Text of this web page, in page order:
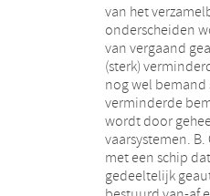
van het
onderscheiden
van vergaand
(sterk)
nog wel bemand
verminderde
wordt door
vaarsystemen.
met een schip
gedeeltelijk
zijn om vergaand
maken en op
draagvlak kan
met een
vergaand
veel
nabije en iets
gaan worden,
voorspellen. A
binnenwateren